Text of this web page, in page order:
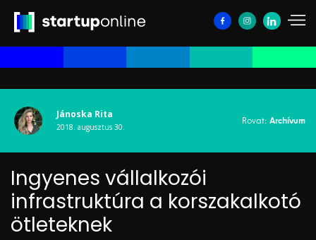
Jánoska Rita
2018. augusztus 30.
Rovat: Archívum
Ingyenes vállalkozói
infrastruktúra a korszakalkotó
ötleteknek